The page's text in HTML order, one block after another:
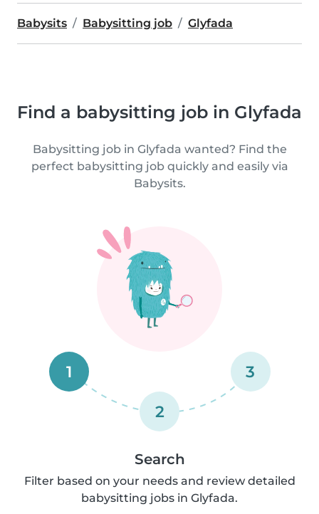
Babysits Babysitting job Glyfada
Find a babysitting job in Glyfada
Babysitting job in Glyfada wanted? Find the
perfect babysitting job quickly and easily via
Babysits.
1
2
3
Search
Filter based on your needs and review detailed
babysitting jobs in Glyfada.